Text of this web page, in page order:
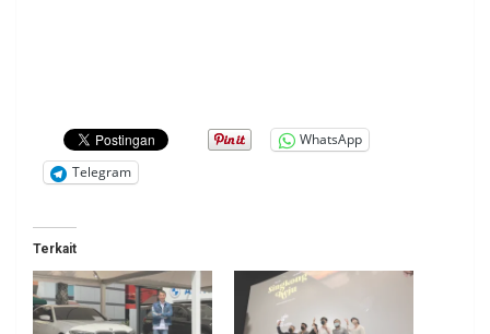
WhatsApp
Telegram
Terkait